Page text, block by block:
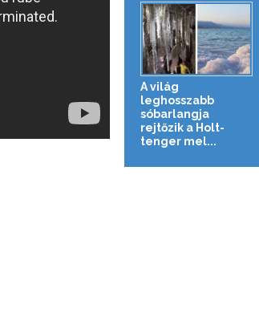
A világ
leghosszabb
sóbarlangja
rejtőzik a Holt-
tenger mel...